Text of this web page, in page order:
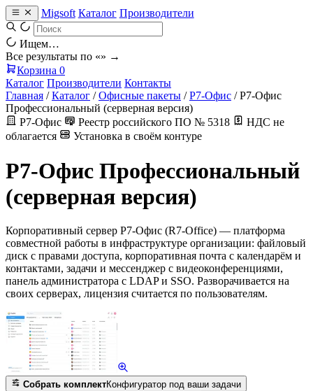
Migsoft Каталог Производители
Ищем…
Все результаты по «» →
Корзина 0
Каталог Производители Контакты
Главная / Каталог / Офисные пакеты / Р7-Офис / Р7-Офис
Профессиональный (серверная версия)
Р7-Офис
Реестр российского ПО № 5318
НДС не
облагается
Установка в своём контуре
Р7-Офис Профессиональный
(серверная версия)
Корпоративный сервер Р7-Офис (R7-Office) — платформа
совместной работы в инфраструктуре организации: файловый
диск с правами доступа, корпоративная почта с календарём и
контактами, задачи и мессенджер с видеоконференциями,
панель администратора с LDAP и SSO. Разворачивается на
своих серверах, лицензия считается по пользователям.
Собрать комплектКонфигуратор под ваши задачи